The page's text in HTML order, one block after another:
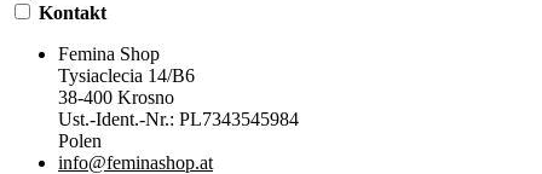
Kontakt
Femina Shop
Tysiaclecia 14/B6
38-400 Krosno
Ust.-Ident.-Nr.: PL7343545984
Polen
info@feminashop.at